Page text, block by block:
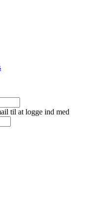
til at logge ind med